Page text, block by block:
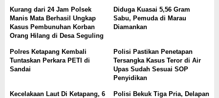
Kurang dari 24 Jam Polsek
Manis Mata Berhasil Ungkap
Kasus Pembunuhan Korban
Orang Hilang di Desa Seguling
Diduga Kuasai 5,56 Gram
Sabu, Pemuda di Marau
Diamankan
Polres Ketapang Kembali
Tuntaskan Perkara PETI di
Sandai
Polisi Pastikan Penetapan
Tersangka Kasus Teror di Air
Upas Sudah Sesuai SOP
Penyidikan
Kecelakaan Laut Di Ketapang, 6
Polisi Bekuk Tiga Pria, Delapan